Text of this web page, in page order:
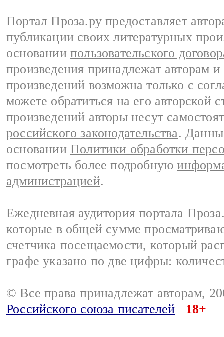
Портал Проза.ру предоставляет
публикации своих литературных
основании пользовательского
произведения принадлежат авторам
произведений возможна только с
можете обратиться на его авторской
произведений авторы несут
российского законодательства.
основании Политики обработки
посмотреть более подробную
администрацией.
Ежедневная аудитория портала
которые в общей сумме
счетчика посещаемости, который
графе указано по две цифры:
© Все права принадлежат авторам,
Российского союза писателей
18+